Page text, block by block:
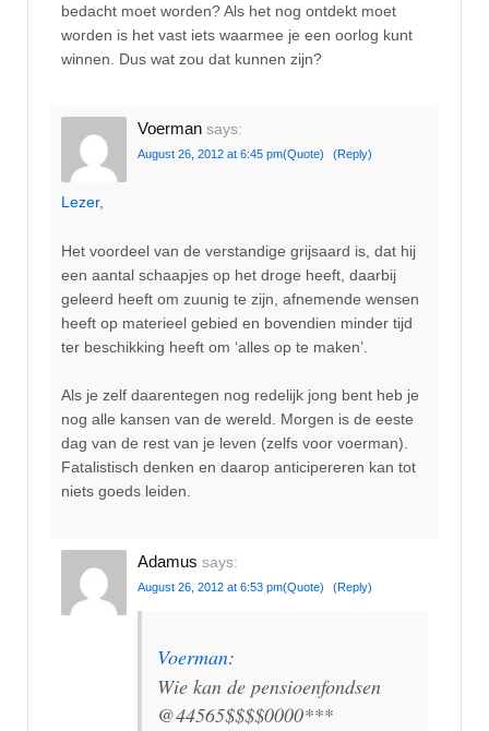
bedacht moet worden? Als het nog ontdekt moet
worden is het vast iets waarmee je een oorlog kunt
winnen. Dus wat zou dat kunnen zijn?
Voerman says:
August 26, 2012 at 6:45 pm(Quote) (Reply)
Lezer,
Het voordeel van de verstandige grijsaard is, dat hij
een aantal schaapjes op het droge heeft, daarbij
geleerd heeft om zuunig te zijn, afnemende wensen
heeft op materieel gebied en bovendien minder tijd
ter beschikking heeft om ‘alles op te maken’.
Als je zelf daarentegen nog redelijk jong bent heb je
nog alle kansen van de wereld. Morgen is de eeste
dag van de rest van je leven (zelfs voor voerman).
Fatalistisch denken en daarop anticipereren kan tot
niets goeds leiden.
Adamus says:
August 26, 2012 at 6:53 pm(Quote) (Reply)
Voerman:
Wie kan de pensioenfondsen
@44565$$$$0000***